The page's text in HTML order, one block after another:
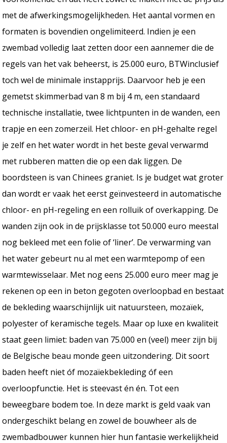
met de afwerkingsmogelijkheden. Het aantal vormen en
formaten is bovendien ongelimiteerd. Indien je een
zwembad volledig laat zetten door een aannemer die de
regels van het vak beheerst, is 25.000 euro, BTWinclusief
toch wel de minimale instapprijs. Daarvoor heb je een
gemetst skimmerbad van 8 m bij 4 m, een standaard
technische installatie, twee lichtpunten in de wanden, een
trapje en een zomerzeil. Het chloor- en pH-gehalte regel
je zelf en het water wordt in het beste geval verwarmd
met rubberen matten die op een dak liggen. De
boordsteen is van Chinees graniet. Is je budget wat groter
dan wordt er vaak het eerst geïnvesteerd in automatische
chloor- en pH-regeling en een rolluik of overkapping. De
wanden zijn ook in de prijsklasse tot 50.000 euro meestal
nog bekleed met een folie of ‘liner’. De verwarming van
het water gebeurt nu al met een warmtepomp of een
warmtewisselaar. Met nog eens 25.000 euro meer mag je
rekenen op een in beton gegoten overloopbad en bestaat
de bekleding waarschijnlijk uit natuursteen, mozaïek,
polyester of keramische tegels. Maar op luxe en kwaliteit
staat geen limiet: baden van 75.000 en (veel) meer zijn bij
de Belgische beau monde geen uitzondering. Dit soort
baden heeft niet óf mozaïekbekleding óf een
overloopfunctie. Het is steevast én én. Tot een
beweegbare bodem toe. In deze markt is geld vaak van
ondergeschikt belang en zowel de bouwheer als de
zwembadbouwer kunnen hier hun fantasie werkelijkheid